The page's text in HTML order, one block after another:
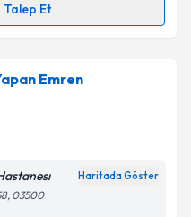
ilişkinAydınlatma
ediyorum.
Gönder
Talep Et
takvimi talebi
randevu almanız için bir
ile bilgilendireceğiz.
Emren
Haritada Göster
03500